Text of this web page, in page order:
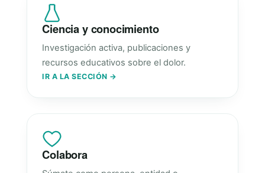
Ciencia y conocimiento
Investigación activa, publicaciones y
recursos educativos sobre el dolor.
IR A LA SECCIÓN →
Colabora